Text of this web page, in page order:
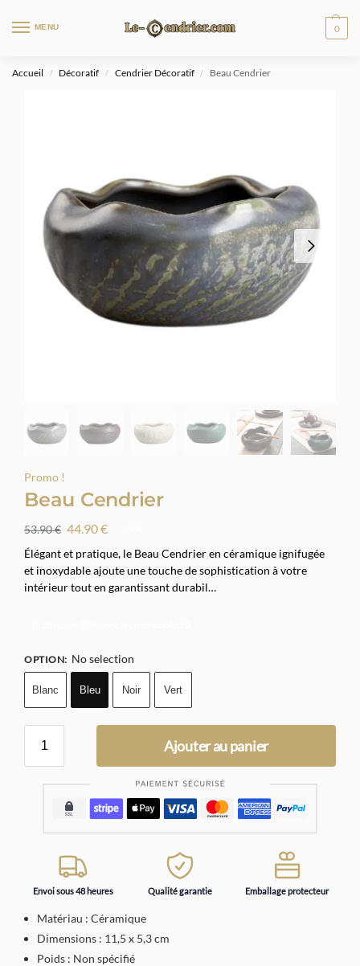
MENU 0
Accueil / Décoratif / Cendrier Décoratif / Beau Cendrier
Promo !
Beau Cendrier
53.90€ 44.90€
Élégant et pratique, le Beau Cendrier en céramique ignifugée
et inoxydable ajoute une touche de sophistication à votre
intérieur tout en garantissant durabil…
OPTION: No selection
Blanc Bleu Noir Vert
Ajouter au panier
Envoi sous 48 heures Qualité garantie Emballage protecteur
Matériau : Céramique
Dimensions : 11,5 x 5,3 cm
Poids : Non spécifié